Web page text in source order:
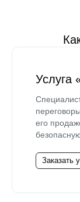
Услуга
его
Заказать